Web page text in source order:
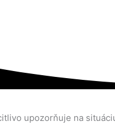
upozorňuje na